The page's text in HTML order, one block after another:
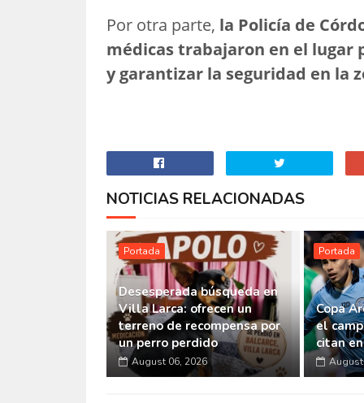
Por otra parte, la Policía de
médicas trabajaron en el lugar
y garantizar la seguridad en la
NOTICIAS RELACIONADAS
Portada
Desesperada búsqueda en
Villa Larca: ofrecen un
terreno de recompensa por
un perro perdido
August 06, 2026
Portada
Copa
el
citan
August